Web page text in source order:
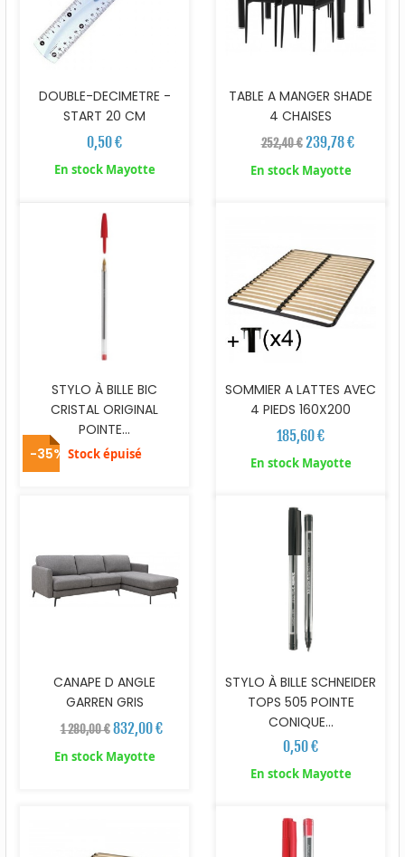
DOUBLE-DECIMETRE -
START 20 CM
0,50 €
En stock Mayotte
TABLE A MANGER SHADE
4 CHAISES
252,40 € 239,78 €
En stock Mayotte
STYLO À BILLE BIC
CRISTAL ORIGINAL
POINTE...
Stock épuisé
SOMMIER A LATTES AVEC
4 PIEDS 160X200
185,60 €
En stock Mayotte
-35%
CANAPE D ANGLE
GARREN GRIS
1 280,00 € 832,00 €
En stock Mayotte
STYLO À BILLE SCHNEIDER
TOPS 505 POINTE
CONIQUE...
0,50 €
En stock Mayotte